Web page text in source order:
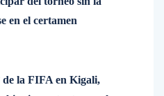
en el certamen
de la FIFA en Kigali,